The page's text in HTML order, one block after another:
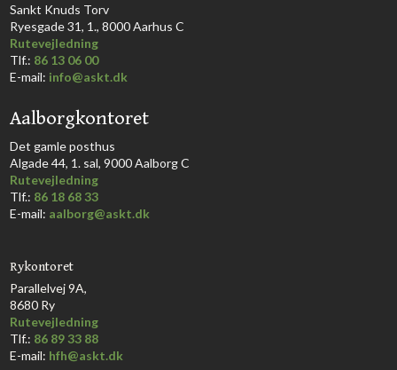
​Sankt Knuds Torv
Ryesgade 31, 1., 8000 Aarhus C​​​
Rutevejledning
​Tlf.: 86 13 06 00
E-mail: info@askt.dk
Aalborgkontoret
​Det gamle posthus
Algade 44, 1. sal, 9000 Aalborg C​
Rutevejledning
Tlf.: 86 18 68 33​
E-mail: aalborg@askt.dk​
Rykontoret
Parallelvej 9A,
8680 Ry
Rutevejledning
Tlf.: 86 89 33 88
E-mail: hfh@askt.dk